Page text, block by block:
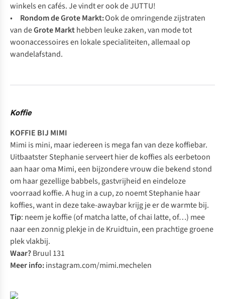
winkels en cafés. Je vindt er ook de JUTTU!
• Rondom de Grote Markt:Ook de omringende zijstraten
van deGrote Markthebben leuke zaken, van mode tot
woonaccessoires ­en lokale specialiteiten, allemaal op
wandelafstand.
Koffie
KOFFIE BIJ MIMI
Mimi is mini, maar iedereen is mega fan van deze koffiebar.
Uitbaatster Stephanie serveert hier de koffies als eerbetoon
aan haar oma Mimi, een bijzondere vrouw die bekend stond
om haar gezellige babbels, gastvrijheid en eindeloze
voorraad koffie.A hug in a cup, zo noemt Stephanie haar
koffies, want in deze take-awaybar krijg je er de warmte bij.
Tip: neem je koffie (of matcha latte, of chai latte, of…) mee
naar een zonnig plekje in de Kruidtuin, een prachtige groene
plek vlakbij.
Waar?Bruul 131
Meer info:instagram.com/mimi.mechelen